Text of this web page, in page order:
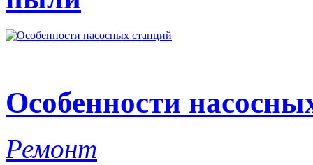
Особенности
Ремонт